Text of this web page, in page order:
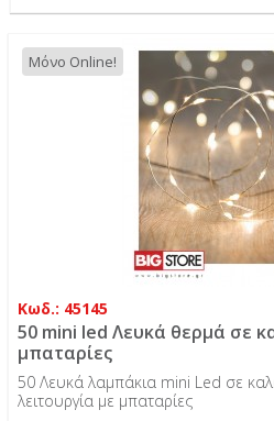
Μόνο Online!
Κωδ.: 45145
50 mini led Λευκά θερμά σε
μπαταρίες
50 Λευκά λαμπάκια mini Led σε
λειτουργία με μπαταρίες